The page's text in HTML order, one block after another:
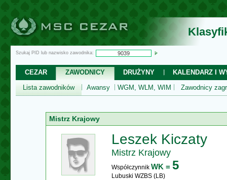
Szukaj PID lub nazwisko zawodnika:
CEZAR ZAWODNICY DRUŻYNY
KALENDARZ I
Lista zawodników
Awansy WGM, WLM, WIM Zawodnicy
Mistrz Krajowy
Leszek Kiczaty
Mistrz Krajowy
Współczynnik WK = 5
Lubuski WZBS (LB)